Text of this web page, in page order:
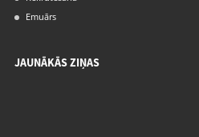
Emuārs
JAUNĀKĀS ZIŅAS